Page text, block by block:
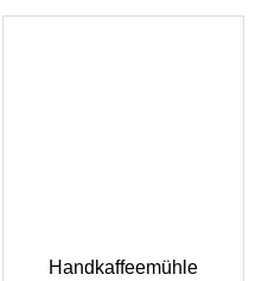
Handkaffeemühle